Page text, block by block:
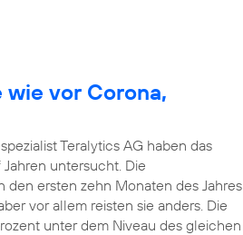
vor Corona,
Teralytics AG haben das
untersucht. Die
ersten zehn Monaten des Jahres
vor allem reisten sie anders. Die
unter dem Niveau des gleichen